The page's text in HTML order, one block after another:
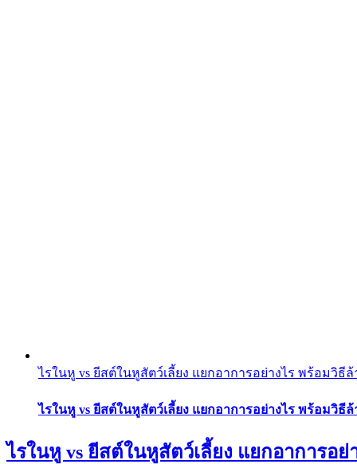
ไรในหู vs ยีสต์ในหูสัตว์เลี้ยง แยกอาการอย่างไร พร้อมวิธี
ไรในหู vs ยีสต์ในหูสัตว์เลี้ยง แยกอาการอย่างไร พร้อมวิธี
ไรในหู vs ยีสต์ในหูสัตว์เลี้ยง แยกอาการอ